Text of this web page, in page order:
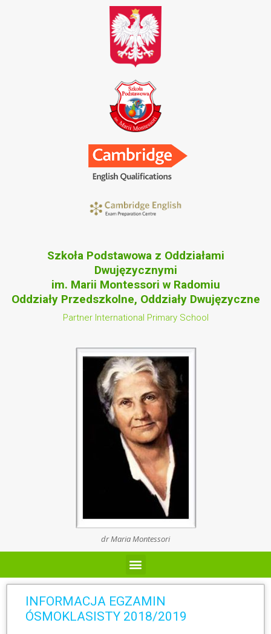
Szkoła Podstawowa z Oddziałami
Dwujęzycznymi
im. Marii Montessori w Radomiu
Oddziały Przedszkolne, Oddziały Dwujęzyczne
Partner International Primary School
dr Maria Montessori
INFORMACJA EGZAMIN
ÓSMOKLASISTY 2018/2019